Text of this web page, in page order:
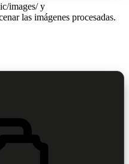
images/ y
las imágenes procesadas.